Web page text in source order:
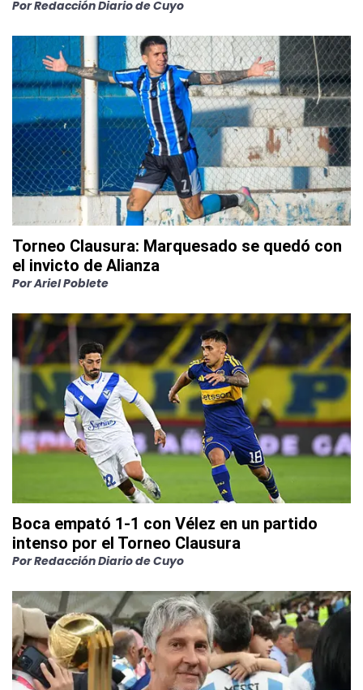
PorRedacción Diario de Cuyo
Torneo Clausura: Marquesado se quedó con
el invicto de Alianza
PorAriel Poblete
Boca empató 1-1 con Vélez en un partido
intenso por el Torneo Clausura
PorRedacción Diario de Cuyo